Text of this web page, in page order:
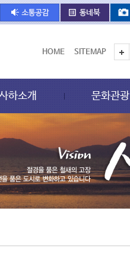
HOME SITEMAP
하소개 문화관광